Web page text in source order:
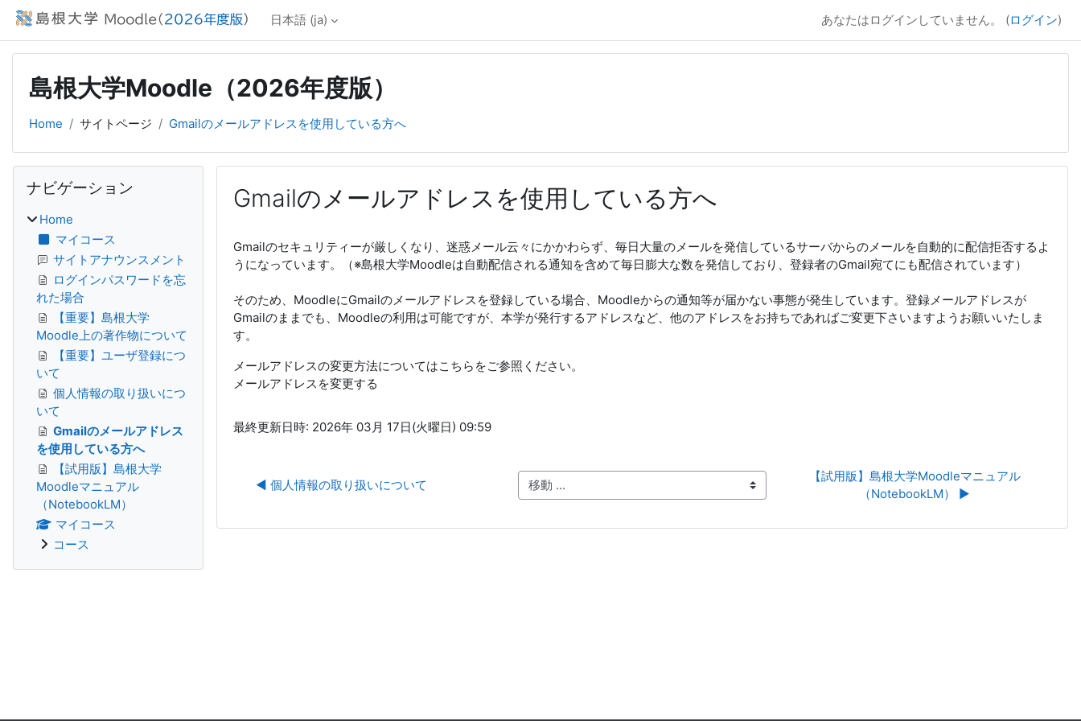
メインコンテンツへスキップする
日本語 ‎(ja)‎ あなたはログインしていません。 (ログイン)
島根大学Moodle（2026年度版）
Home サイトページ Gmailのメールアドレスを使用している方へ
Gmailのメールアドレスを使用している方へ
Gmailのセキュリティーが厳しくなり、迷惑メール云々にかかわらず、毎日大量のメールを発信しているサーバからのメールを自動的に配信拒否するよ
うになっています。（※島根大学Moodleは自動配信される通知を含めて毎日膨大な数を発信しており、登録者のGmail宛てにも配信されています）
そのため、MoodleにGmailのメールアドレスを登録している場合、Moodleからの通知等が届かない事態が発生しています。登録メールアドレスが
Gmailのままでも、Moodleの利用は可能ですが、本学が発行するアドレスなど、他のアドレスをお持ちであればご変更下さいますようお願いいたしま
す。
メールアドレスの変更方法についてはこちらをご参照ください。
メールアドレスを変更する
最終更新日時: 2026年 03月 17日(火曜日) 09:59
◀︎ 個人情報の取り扱いについて 移動 ...
【試用版】島根大学Moodleマニュアル
（NotebookLM） ▶︎
ブロック
ナビゲーション
Home
マイコース
サイトアナウンスメント
ログインパスワードを忘
れた場合
【重要】島根大学
Moodle上の著作物について
【重要】ユーザ登録につ
いて
個人情報の取り扱いにつ
いて
Gmailのメールアドレス
を使用している方へ
【試用版】島根大学
Moodleマニュアル
（NotebookLM）
マイコース
コース